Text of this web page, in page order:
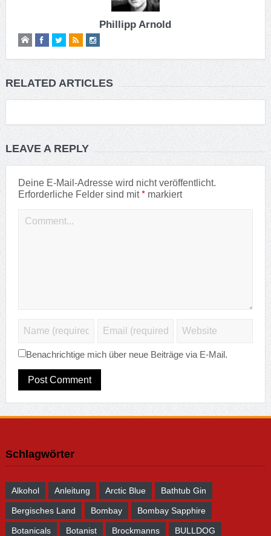
Phillipp Arnold
RELATED ARTICLES
LEAVE A REPLY
Deine E-Mail-Adresse wird nicht veröffentlicht.
Erforderliche Felder sind mit*markiert
Benachrichtige mich über neue Beiträge via E-Mail.
Schlagwörter
Alkohol Anleitung Arctic Blue Bathtub Gin
Bergisches Land Bombay Bombay Sapphire
Botanicals Botanist Brockmanns BULLDOG